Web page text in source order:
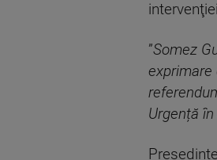
”Somez
exprimare
Urgență